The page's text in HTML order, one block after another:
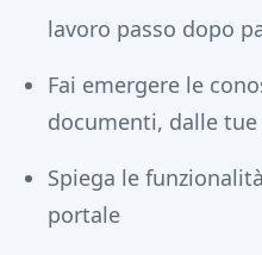
lavoro passo dopo
Fai emergere le
documenti, dalle
Spiega le
portale